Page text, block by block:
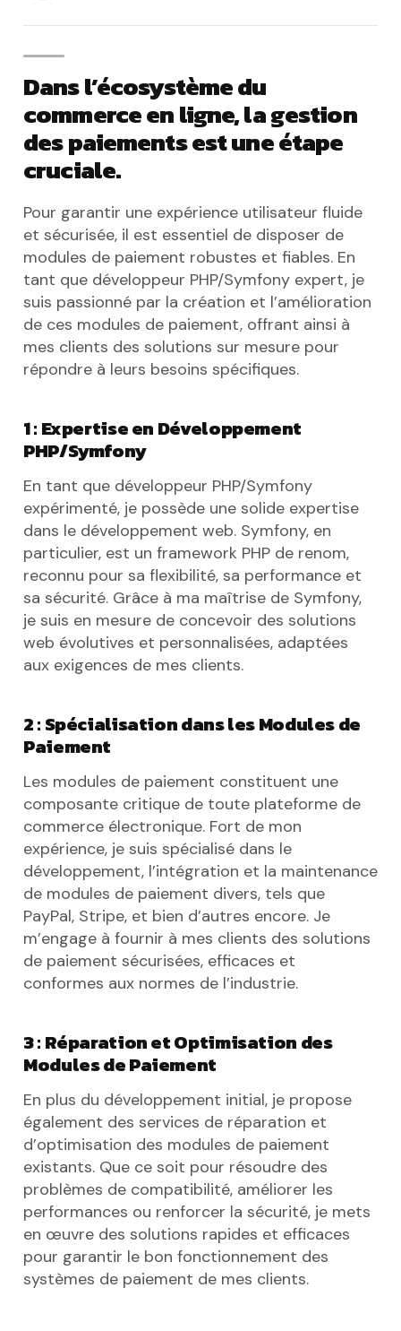
Dans l’écosystème du
commerce en ligne, la gestion
des paiements est une étape
cruciale.
Pour garantir une expérience utilisateur fluide
et sécurisée, il est essentiel de disposer de
modules de paiement robustes et fiables. En
tant que développeur PHP/Symfony expert, je
suis passionné par la création et l’amélioration
de ces modules de paiement, offrant ainsi à
mes clients des solutions sur mesure pour
répondre à leurs besoins spécifiques.
1 : Expertise en Développement
PHP/Symfony
En tant que développeur PHP/Symfony
expérimenté, je possède une solide expertise
dans le développement web. Symfony, en
particulier, est un framework PHP de renom,
reconnu pour sa flexibilité, sa performance et
sa sécurité. Grâce à ma maîtrise de Symfony,
je suis en mesure de concevoir des solutions
web évolutives et personnalisées, adaptées
aux exigences de mes clients.
2 : Spécialisation dans les Modules de
Paiement
Les modules de paiement constituent une
composante critique de toute plateforme de
commerce électronique. Fort de mon
expérience, je suis spécialisé dans le
développement, l’intégration et la maintenance
de modules de paiement divers, tels que
PayPal, Stripe, et bien d’autres encore. Je
m’engage à fournir à mes clients des solutions
de paiement sécurisées, efficaces et
conformes aux normes de l’industrie.
3 : Réparation et Optimisation des
Modules de Paiement
En plus du développement initial, je propose
également des services de réparation et
d’optimisation des modules de paiement
existants. Que ce soit pour résoudre des
problèmes de compatibilité, améliorer les
performances ou renforcer la sécurité, je mets
en œuvre des solutions rapides et efficaces
pour garantir le bon fonctionnement des
systèmes de paiement de mes clients.